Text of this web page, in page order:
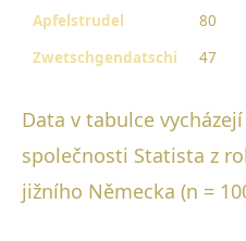
Apfelstrudel 80
Zwetschgendatschi
47
Data v tabulce
společnosti Statista z
jižního Německa (n =